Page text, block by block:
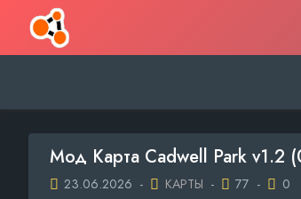
Мод Карта Cadwell Park v1.2
23.06.2026 - КАРТЫ - 77 - 0